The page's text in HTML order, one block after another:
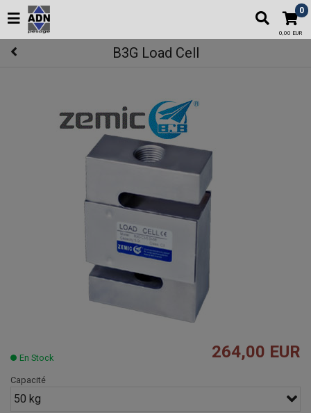
0
0,00 EUR
B3G Load Cell
En Stock 264,00 EUR
Capacité
50 kg